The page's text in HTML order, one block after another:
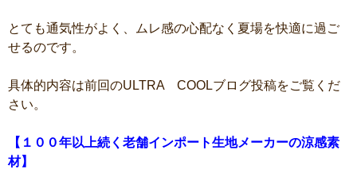
とても通気性がよく、ムレ感の心配なく夏場を快適に過ご
せるのです。
具体的内容は前回のULTRA COOLブログ投稿をご覧くだ
さい。
【１００年以上続く老舗インポート生地メーカーの涼感素
材】